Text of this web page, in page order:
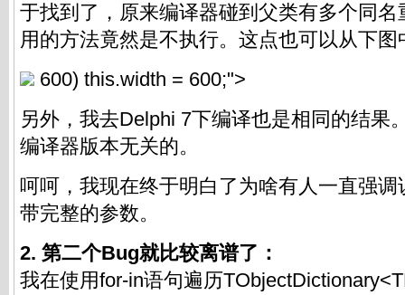
于找到了，原来编译器碰到父类有多个同
用的方法竟然是不执行。这点也可以从下图
600) this.width = 600;">
另外，我去Delphi 7下编译也是相同的结果
编译器版本无关的。
呵呵，我现在终于明白了为啥有人一直强调
带完整的参数。
2. 第二个Bug就比较离谱了：
我在使用for-in语句遍历